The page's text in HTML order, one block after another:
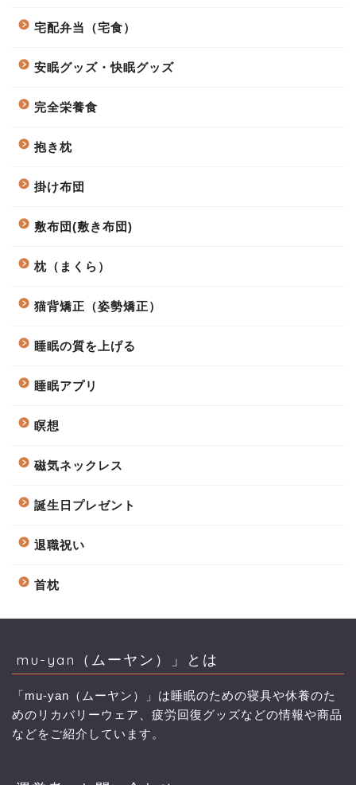
宅配弁当（宅食）
安眠グッズ・快眠グッズ
完全栄養食
抱き枕
掛け布団
敷布団(敷き布団)
枕（まくら）
猫背矯正（姿勢矯正）
睡眠の質を上げる
睡眠アプリ
瞑想
磁気ネックレス
誕生日プレゼント
退職祝い
首枕
mu-yan（ムーヤン）」とは
「mu-yan（ムーヤン）」は睡眠のための寝具や休養のた
めのリカバリーウェア、疲労回復グッズなどの情報や商品
などをご紹介しています。